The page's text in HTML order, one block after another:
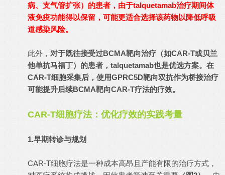
病、支气管扩张）的患者，由于talquetamab治疗期间体
液免疫功能得以保留，可能更适合选择该药物以降低呼吸
道感染风险。
此外， 对于既往接受过BCMA靶向治疗（如CAR-T或贝兰
他单抗马福丁）的患者，talquetamab也是优选方案。在
CAR-T细胞采集后，使用GPRC5D靶向双抗作为桥接治疗
可能提升后续BCMA靶向CAR-T疗法的疗效。
CAR-T细胞疗法：优化疗效的实践考量
1.早期转诊与规划
CAR-T细胞疗法是一种成本高昂且产能有限的治疗方式，